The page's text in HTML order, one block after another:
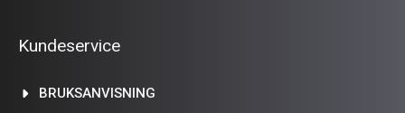
Kundeservice
BRUKSANVISNING